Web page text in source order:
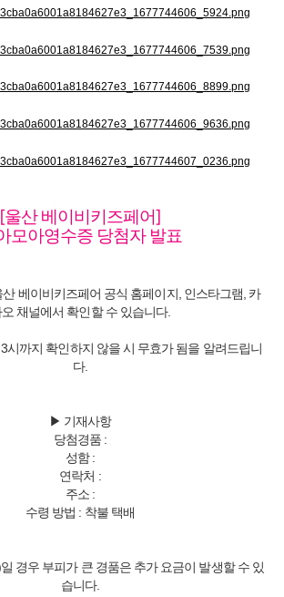
[울산 베이비키즈페어]
모아영수증 당첨자 발표
베이비키즈페어 공식 홈페이지, 인스타그램, 카
오 채널에서 확인할 수 있습니다.
시까지 확인하지 않을 시 무효가 됨을 알려드립니
다.
▶ 기재사항
당첨경품 :
성함 :
연락처 :
주소 :
수령 방법 : 착불 택배
경우 부피가 큰 경품은 추가 요금이 발생할 수 있
습니다.